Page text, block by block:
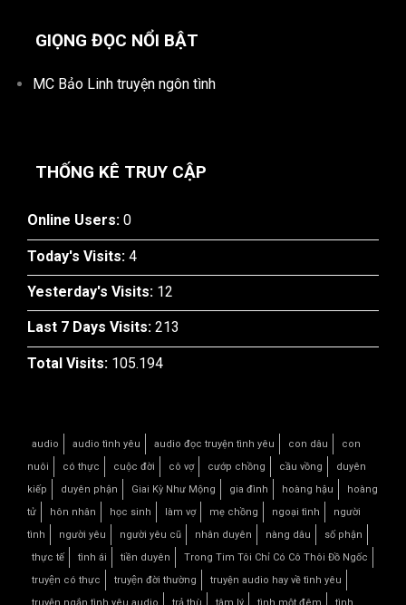
GIỌNG ĐỌC NỔI BẬT
MC Bảo Linh truyện ngôn tình
THỐNG KÊ TRUY CẬP
Online Users: 0
Today's Visits: 4
Yesterday's Visits: 12
Last 7 Days Visits: 213
Total Visits: 105.194
audio audio tình yêu audio đọc truyện tình yêu con dâu
con
nuôi
có thực cuộc đời cô vợ cướp chồng cầu vồng
duyên
kiếp
duyên phận Giai Kỳ Như Mộng gia đình hoàng hậu
hoàng
tử
hôn nhân học sinh làm vợ mẹ chồng ngoại tình
người
tình
người yêu người yêu cũ nhân duyên nàng dâu
số phận
thực tế
tình ái tiền duyên
Trong Tim Tôi Chỉ Có Cô Thôi Đồ Ngốc
truyện có thực
truyện đời thường
truyện audio hay về tình yêu
truyện ngắn tình yêu audio
trả thù tâm lý tình một đêm tình